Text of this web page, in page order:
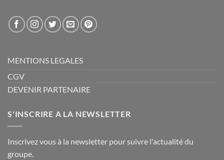
MENTIONS LEGALES
CGV
DEVENIR PARTENAIRE
S'INSCRIRE A LA NEWSLETTER
Inscrivez vous à la newsletter pour suivre l'actualité du
groupe.